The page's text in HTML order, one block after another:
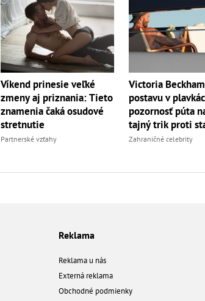
Víkend prinesie veľké
zmeny aj priznania: Tieto
znamenia čaká osudové
stretnutie
Partnerské vzťahy
Victoria
postavu v
pozornosť púta
tajný trik proti
Zahraničné celebrity
Reklama
Reklama u nás
Externá reklama
Obchodné podmienky